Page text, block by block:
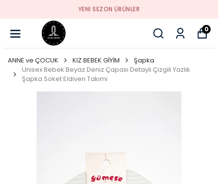
YENI SEZON ÜRÜNLER
0
ANNE ve ÇOCUK KIZ BEBEK GİYİM
Şapka
Unisex Bebek Beyaz Deniz Çapası Detaylı Çizgili Yazlık
Şapka Soket Eldiven Takımı